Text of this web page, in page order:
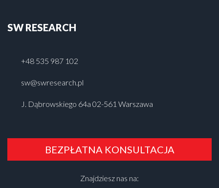
SW RESEARCH
+48 535 987 102
sw@swresearch.pl
J. Dąbrowskiego 64a 02-561 Warszawa
BEZPŁATNA KONSULTACJA
Znajdziesz nas na: